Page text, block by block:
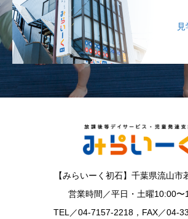
【みらいーく初石】千葉県流山市
営業時間／平日・土曜10:00〜
TEL／04-7157-2218，FAX／04-